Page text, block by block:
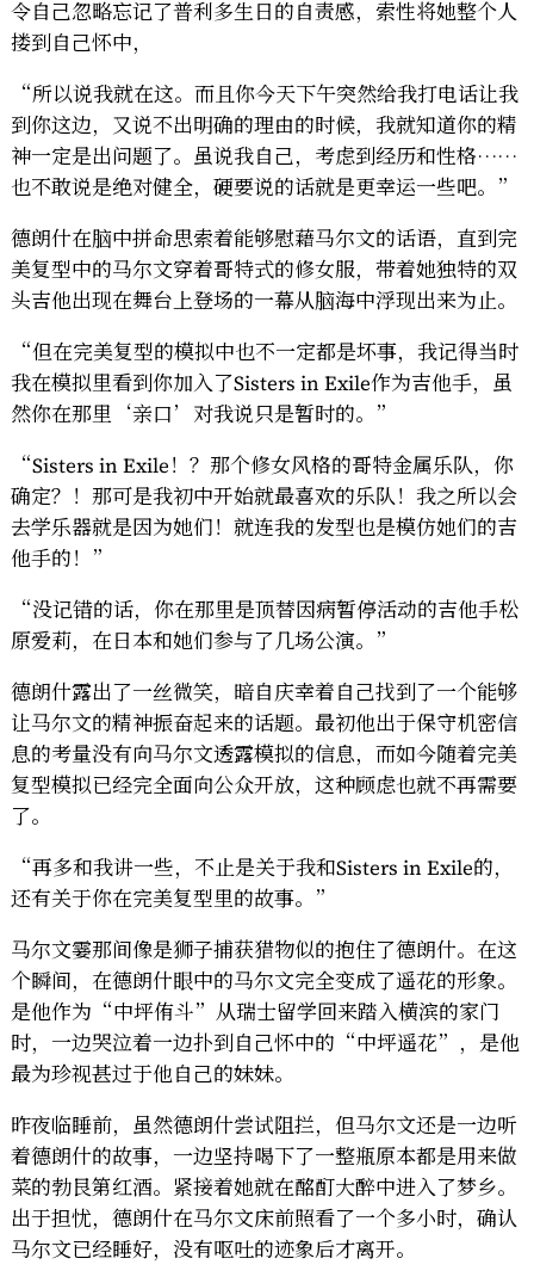
令自己忽略忘记了普利多生日的自责感，索性将她整个人
搂到自己怀中，
“所以说我就在这。而且你今天下午突然给我打电话让我
到你这边，又说不出明确的理由的时候，我就知道你的精
神一定是出问题了。虽说我自己，考虑到经历和性格……
也不敢说是绝对健全，硬要说的话就是更幸运一些吧。”
德朗什在脑中拼命思索着能够慰藉马尔文的话语，直到完
美复型中的马尔文穿着哥特式的修女服，带着她独特的双
头吉他出现在舞台上登场的一幕从脑海中浮现出来为止。
“但在完美复型的模拟中也不一定都是坏事，我记得当时
我在模拟里看到你加入了Sisters in Exile作为吉他手，虽
然你在那里‘亲口’对我说只是暂时的。”
“Sisters in Exile！？那个修女风格的哥特金属乐队，你
确定？！那可是我初中开始就最喜欢的乐队！我之所以会
去学乐器就是因为她们！就连我的发型也是模仿她们的吉
他手的！”
“没记错的话，你在那里是顶替因病暂停活动的吉他手松
原爱莉，在日本和她们参与了几场公演。”
德朗什露出了一丝微笑，暗自庆幸着自己找到了一个能够
让马尔文的精神振奋起来的话题。最初他出于保守机密信
息的考量没有向马尔文透露模拟的信息，而如今随着完美
复型模拟已经完全面向公众开放，这种顾虑也就不再需要
了。
“再多和我讲一些，不止是关于我和Sisters in Exile的，
还有关于你在完美复型里的故事。”
马尔文霎那间像是狮子捕获猎物似的抱住了德朗什。在这
个瞬间，在德朗什眼中的马尔文完全变成了遥花的形象。
是他作为“中坪侑斗”从瑞士留学回来踏入横滨的家门
时，一边哭泣着一边扑到自己怀中的“中坪遥花”，是他
最为珍视甚过于他自己的妹妹。
昨夜临睡前，虽然德朗什尝试阻拦，但马尔文还是一边听
着德朗什的故事，一边坚持喝下了一整瓶原本都是用来做
菜的勃艮第红酒。紧接着她就在酩酊大醉中进入了梦乡。
出于担忧，德朗什在马尔文床前照看了一个多小时，确认
马尔文已经睡好，没有呕吐的迹象后才离开。